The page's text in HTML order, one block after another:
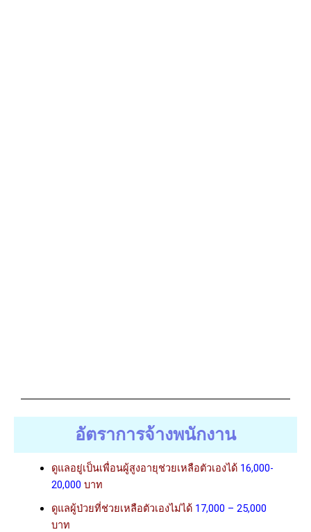
อัตราการจ้างพนักงาน
ดูแลอยู่เป็นเพื่อนผู้สูงอายุช่วยเหลือตัวเองได้ 16,000-
20,000 บาท
ดูแลผู้ป่วยที่ช่วยเหลือตัวเองไม่ได้ 17,000 – 25,000
บาท